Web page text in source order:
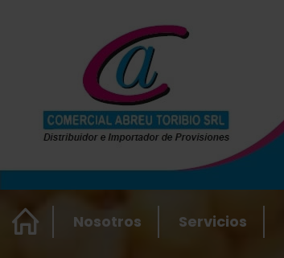
Nosotros Servicios